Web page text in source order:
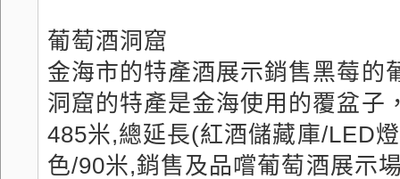
葡萄酒洞窟
金海市的特產酒展示銷售黑莓的
洞窟的特產是金海使用的覆盆子
485米,總延長(紅酒儲藏庫/LED
色/90米,銷售及品嚐葡萄酒展示